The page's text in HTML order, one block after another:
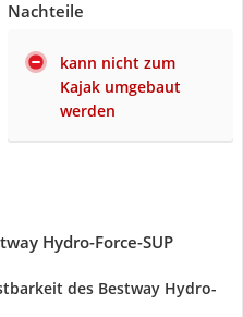
Nachteile
kann nicht zum
Kajak umgebaut
werden
Hydro-Force-SUP
des Bestway Hydro-